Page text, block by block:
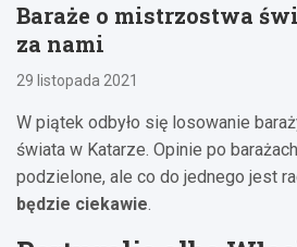
Baraże o mistrzostwa
za nami
29 listopada 2021
W piątek odbyło się losowanie
świata w Katarze. Opinie po
podzielone, ale co do jednego jest
będzie ciekawie.